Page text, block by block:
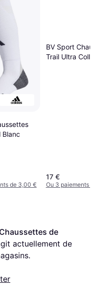
Blanc
de 3,00 €
BV Sport
Trail Ultra
17 €
Ou 3 paiements
de
actuellement de